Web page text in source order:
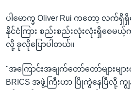
ပါမောက္ခ Oliver Rui ကတော့ လက်ရှိ
နိုင်ငံကြား စည်းစည်းလုံးလုံးရှိစေမ
လို့ ခုလိုပြောပါတယ်။
"အကြောင်းအချက်တော်တော်များမျာ
BRICS အဖွဲ့ကြီးဟာ ပြိုကွဲနေပြီလို့